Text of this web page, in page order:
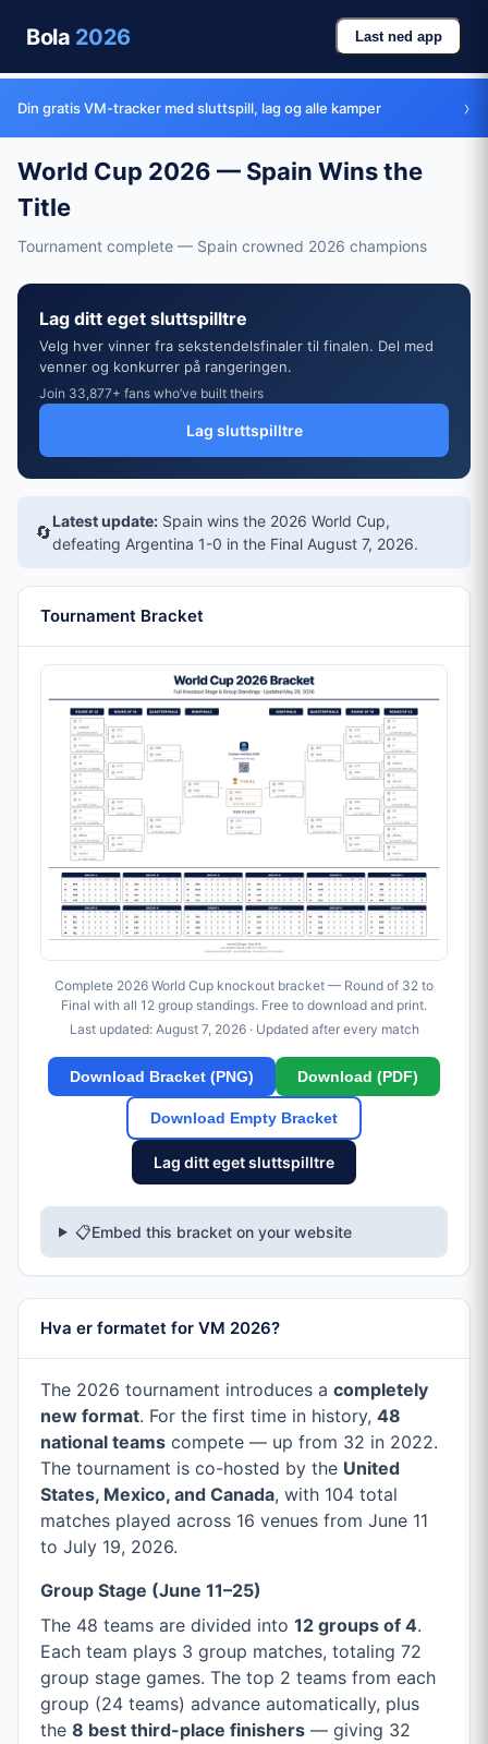
Bola 2026 Last ned app
Din gratis VM-tracker med sluttspill, lag og alle kamper ›
World Cup 2026 — Spain Wins the
Title
Tournament complete — Spain crowned 2026 champions
Lag ditt eget sluttspilltre
Velg hver vinner fra sekstendelsfinaler til finalen. Del med
venner og konkurrer på rangeringen.
Join 33,877+ fans who’ve built theirs
Lag sluttspilltre
🔄
Latest update: Spain wins the 2026 World Cup,
defeating Argentina 1-0 in the Final August 7, 2026.
Tournament Bracket
Complete 2026 World Cup knockout bracket — Round of 32 to
Final with all 12 group standings. Free to download and print.
Last updated: August 7, 2026· Updated after every match
Download Bracket (PNG) Download (PDF)
Download Empty Bracket
Lag ditt eget sluttspilltre
📋Embed this bracket on your website
Hva er formatet for VM 2026?
The 2026 tournament introduces a completely
new format. For the first time in history, 48
national teams compete — up from 32 in 2022.
The tournament is co-hosted by the United
States, Mexico, and Canada, with 104 total
matches played across 16 venues from June 11
to July 19, 2026.
Group Stage (June 11–25)
The 48 teams are divided into 12 groups of 4.
Each team plays 3 group matches, totaling 72
group stage games. The top 2 teams from each
group (24 teams) advance automatically, plus
the 8 best third-place finishers — giving 32